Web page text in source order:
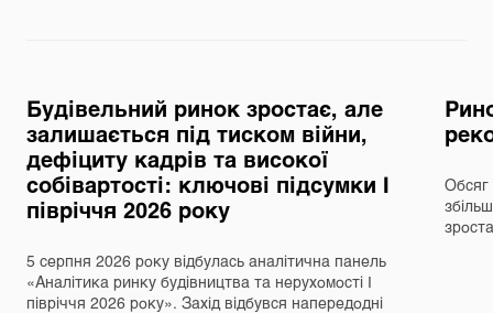
Будівельний ринок зростає, але
залишається під тиском війни,
дефіциту кадрів та високої
собівартості: ключові підсумки І
півріччя 2026 року
5 серпня 2026 року відбулась аналітична панель
«Аналітика ринку будівництва та нерухомості І
півріччя 2026 року». Захід відбувся напередодні
Обсяг